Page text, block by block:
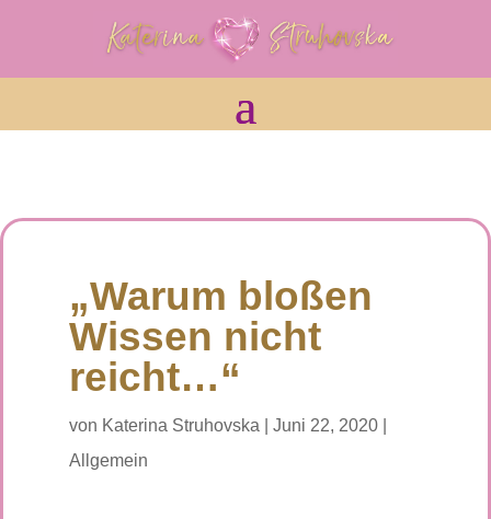
„Warum bloßen
Wissen nicht
reicht…“
von Katerina Struhovska |Juni 22, 2020
Allgemein